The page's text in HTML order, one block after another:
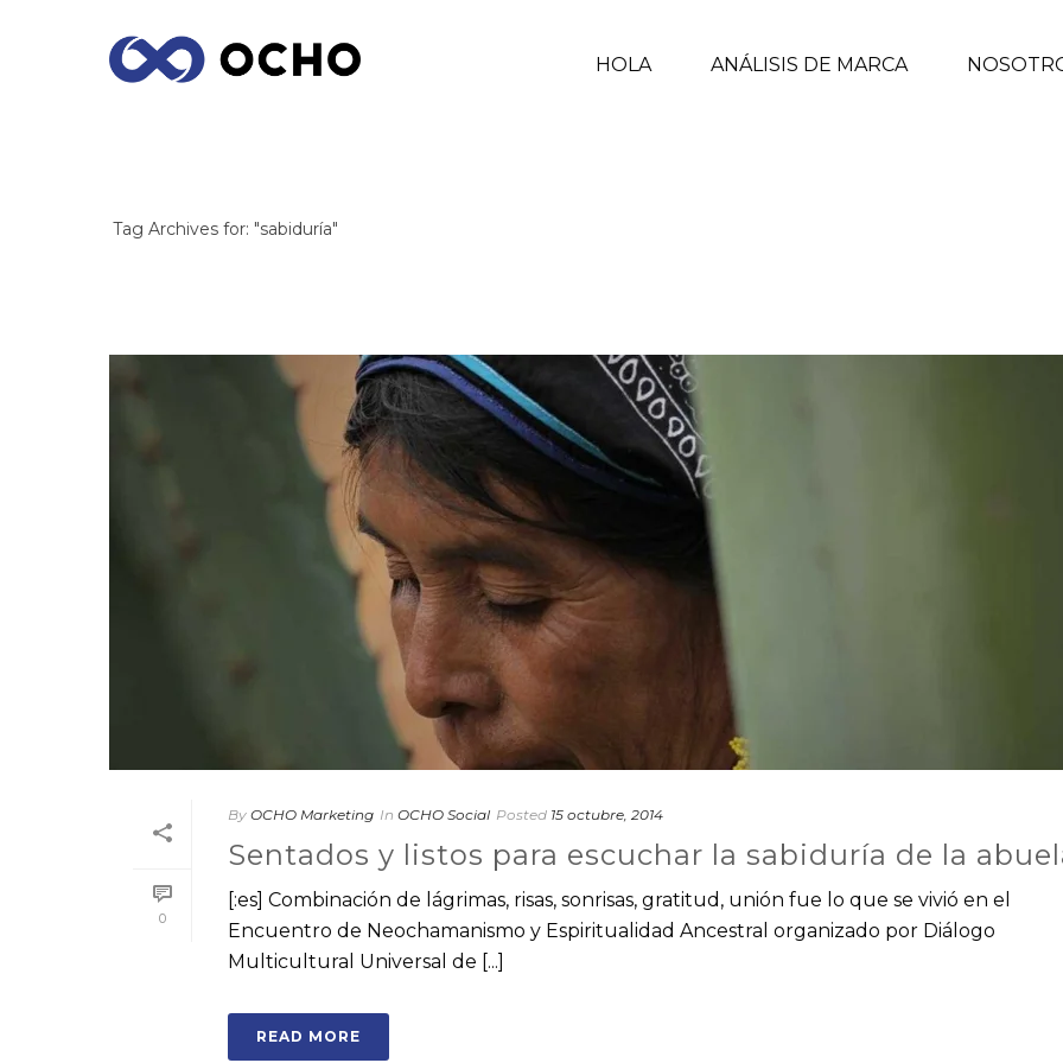
HOLA ANÁLISIS DE MARCA
Tag Archives for: "sabiduría"
0
By OCHO Marketing In OCHO Social Posted 15 octubre, 2014
Sentados y listos para escuchar la sabiduría de la
[:es] Combinación de lágrimas, risas, sonrisas, gratitud, unión fue lo que se vivió en el
Encuentro de Neochamanismo y Espiritualidad Ancestral organizado por Diálogo
Multicultural Universal de [...]
READ MORE